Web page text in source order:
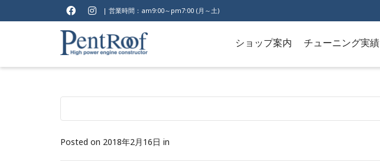
| 営業時間：am9:00～pm7:00 (月～土)
ショップ案内 チューニング実績
Posted on 2018年2月16日 in